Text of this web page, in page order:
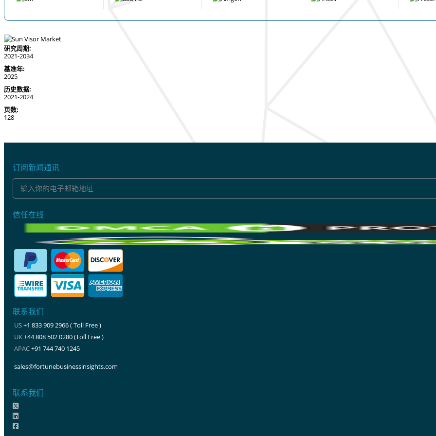
研究周期:
2021-2034
基准年:
2025
历史数据:
2021-2024
页数:
128
订阅新闻通讯
信任在线
联系我们
US+1 833 909 2966 ( Toll Free )
UK+44 808 502 0280 (Toll Free )
APAC+91 744 740 1245
sales@fortunebusinessinsights.com
联系我们